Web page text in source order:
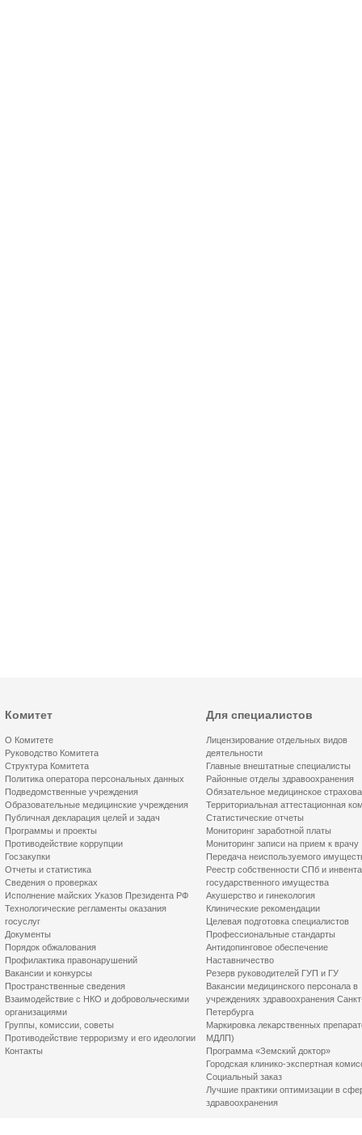
Комитет
О Комитете
Руководство Комитета
Структура Комитета
Политика оператора персональных данных
Подведомственные учреждения
Образовательные медицинские учреждения
Публичная декларация целей и задач
Программы и проекты
Противодействие коррупции
Госзакупки
Отчеты и статистика
Сведения о проверках
Исполнение майских Указов Президента РФ
Технологические регламенты оказания
госуслуг
Документы
Порядок обжалования
Профилактика правонарушений
Вакансии и конкурсы
Пространственные сведения
Взаимодействие с НКО и добровольческими
организациями
Группы, комиссии, советы
Противодействие терроризму и его идеологии
Контакты
Для специалистов
Лицензирование отдельных видов
деятельности
Главные внештатные специалисты
Районные отделы здравоохранения
Обязательное медицинское
Территориальная аттестационная
Статистические отчеты
Мониторинг заработной платы
Мониторинг записи на прием к врачу
Передача неиспользуемого
Реестр собственности СПб и
государственного имущества
Акушерство и гинекология
Клинические рекомендации
Целевая подготовка специалистов
Профессиональные стандарты
Антидопинговое обеспечение
Наставничество
Резерв руководителей ГУП и ГУ
Вакансии медицинского персонала в
учреждениях здравоохранения
Петербурга
Маркировка лекарственных
МДЛП)
Программа «Земский доктор»
Городская клинико-экспертная
Социальный заказ
Лучшие практики оптимизации в
здравоохранения